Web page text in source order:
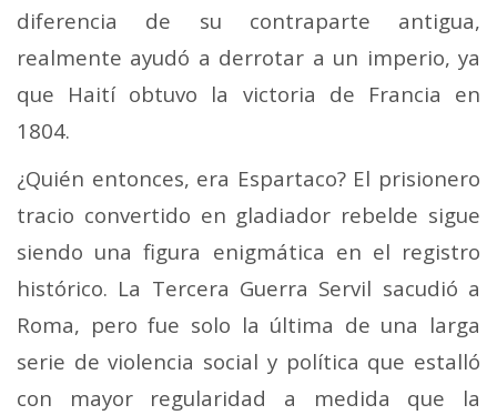
diferencia de su contraparte antigua,
realmente ayudó a derrotar a un imperio, ya
que Haití obtuvo la victoria de Francia en
1804.
¿Quién entonces, era Espartaco? El prisionero
tracio convertido en gladiador rebelde sigue
siendo una figura enigmática en el registro
histórico. La Tercera Guerra Servil sacudió a
Roma, pero fue solo la última de una larga
serie de violencia social y política que estalló
con mayor regularidad a medida que la